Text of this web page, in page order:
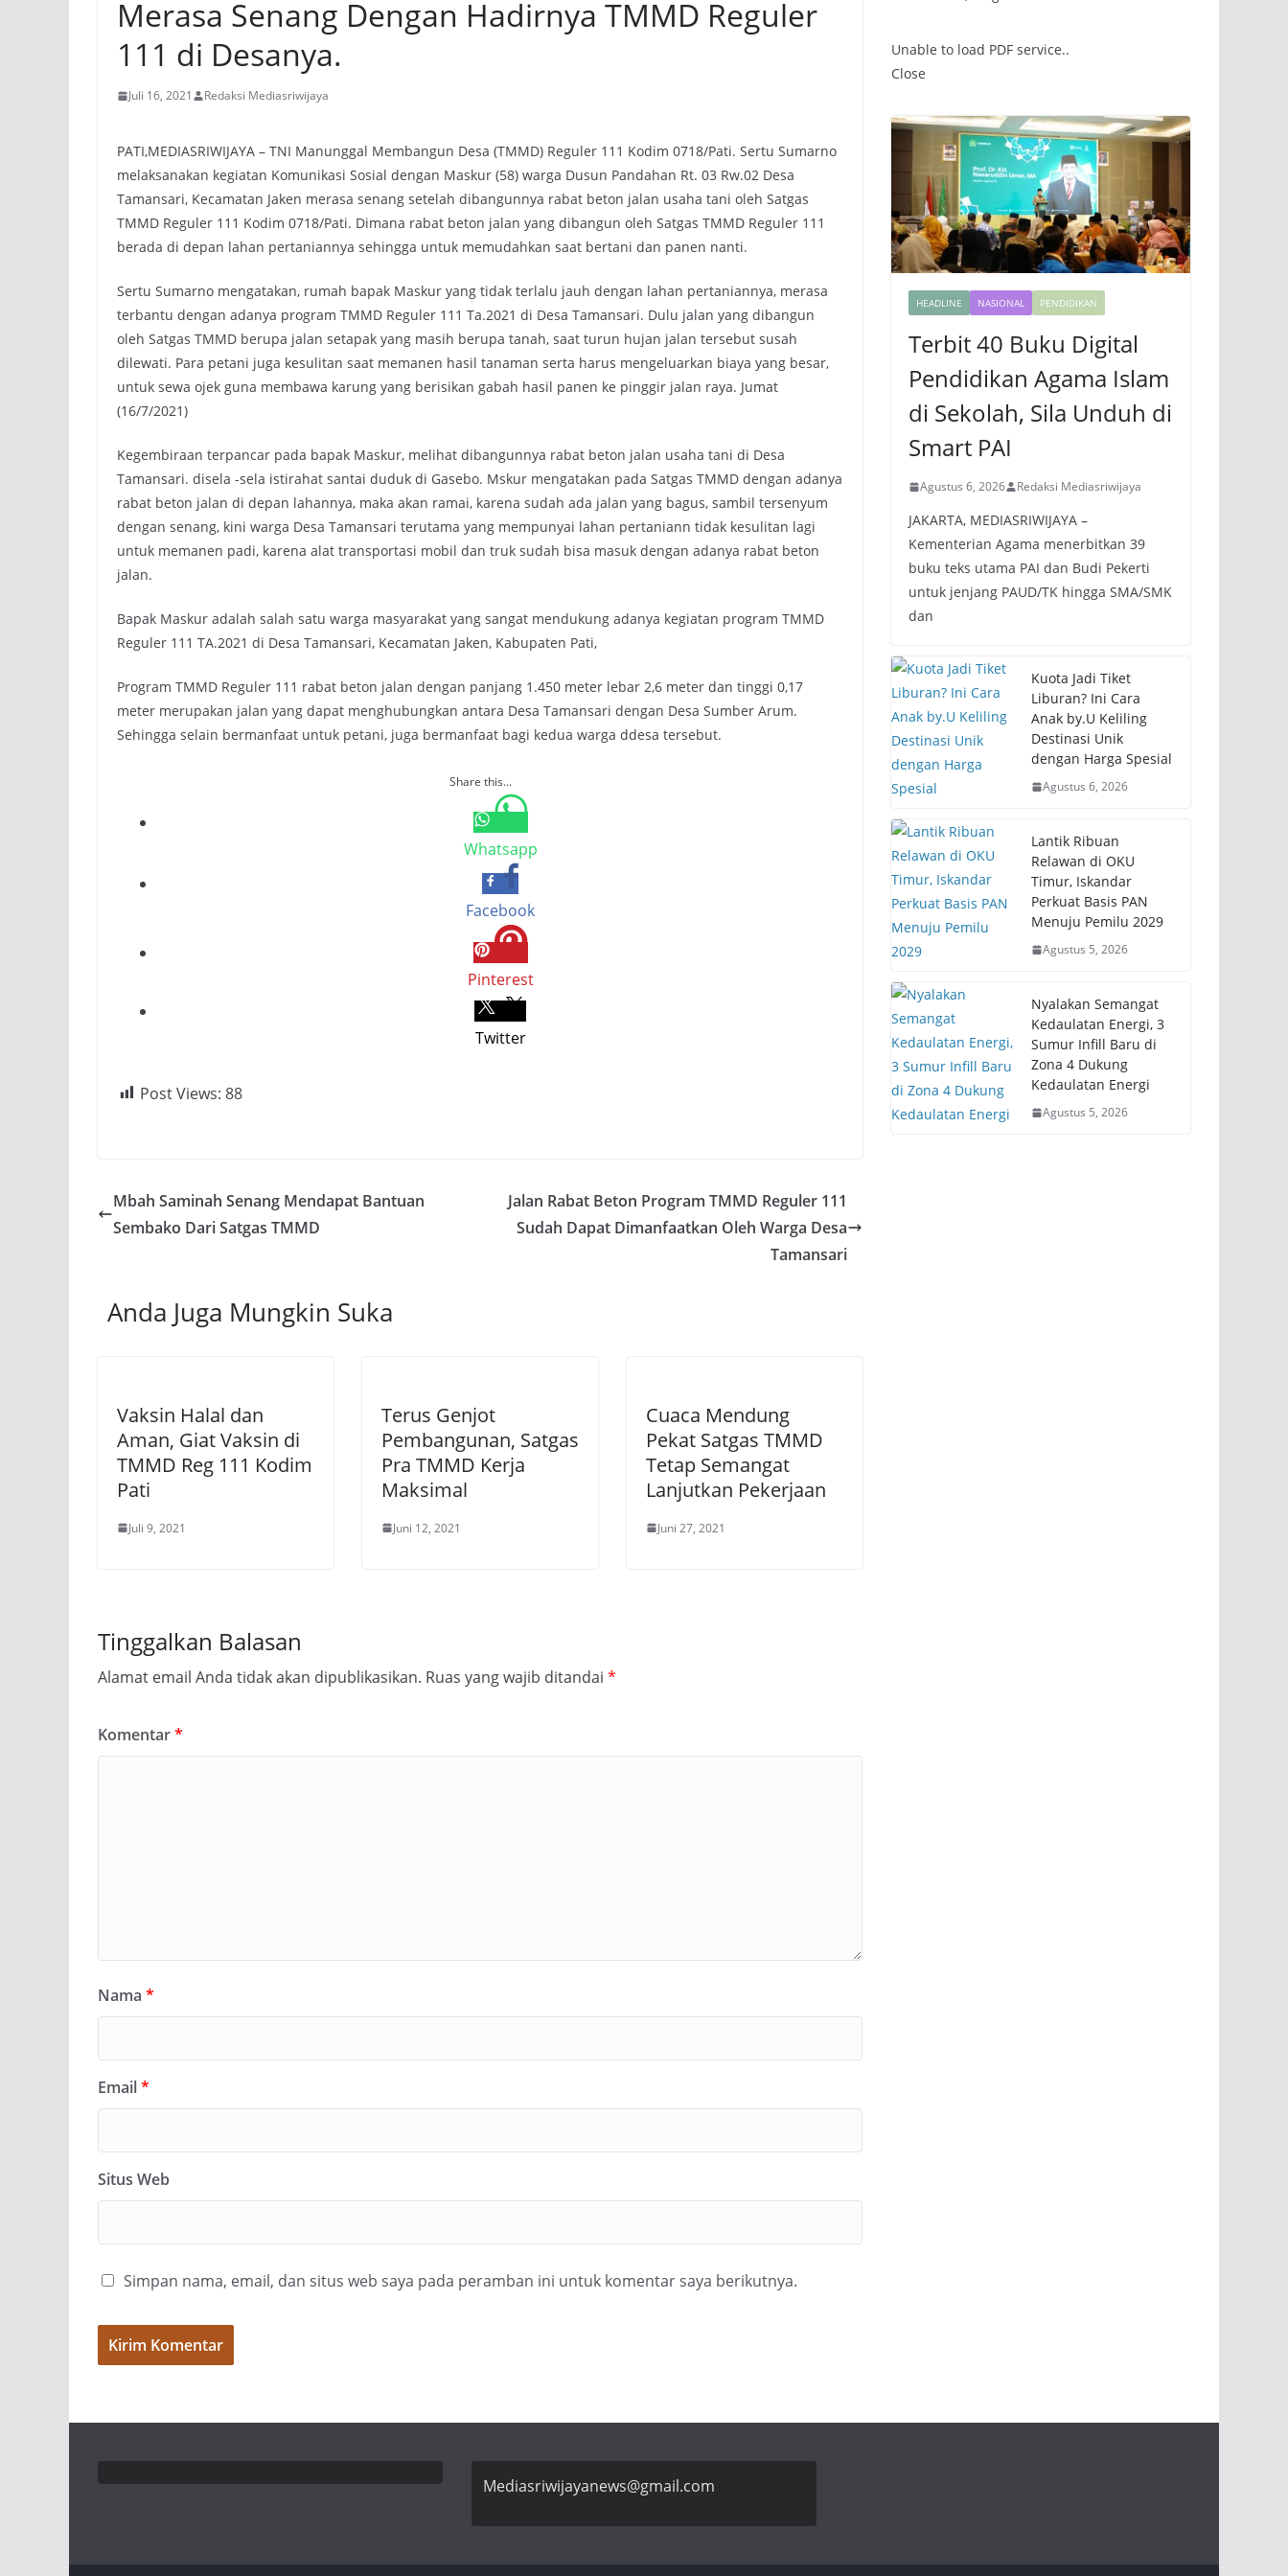
Merasa Senang Dengan Hadirnya TMMD Reguler
111 di Desanya.
Juli 16, 2021 Redaksi Mediasriwijaya
PATI,MEDIASRIWIJAYA – TNI Manunggal Membangun Desa (TMMD) Reguler 111 Kodim 0718/Pati. Sertu Sumarno
melaksanakan kegiatan Komunikasi Sosial dengan Maskur (58) warga Dusun Pandahan Rt. 03 Rw.02 Desa
Tamansari, Kecamatan Jaken merasa senang setelah dibangunnya rabat beton jalan usaha tani oleh Satgas
TMMD Reguler 111 Kodim 0718/Pati. Dimana rabat beton jalan yang dibangun oleh Satgas TMMD Reguler 111
berada di depan lahan pertaniannya sehingga untuk memudahkan saat bertani dan panen nanti.
Sertu Sumarno mengatakan, rumah bapak Maskur yang tidak terlalu jauh dengan lahan pertaniannya, merasa
terbantu dengan adanya program TMMD Reguler 111 Ta.2021 di Desa Tamansari. Dulu jalan yang dibangun
oleh Satgas TMMD berupa jalan setapak yang masih berupa tanah, saat turun hujan jalan tersebut susah
dilewati. Para petani juga kesulitan saat memanen hasil tanaman serta harus mengeluarkan biaya yang besar,
untuk sewa ojek guna membawa karung yang berisikan gabah hasil panen ke pinggir jalan raya. Jumat
(16/7/2021)
Kegembiraan terpancar pada bapak Maskur, melihat dibangunnya rabat beton jalan usaha tani di Desa
Tamansari. disela -sela istirahat santai duduk di Gasebo. Mskur mengatakan pada Satgas TMMD dengan adanya
rabat beton jalan di depan lahannya, maka akan ramai, karena sudah ada jalan yang bagus, sambil tersenyum
dengan senang, kini warga Desa Tamansari terutama yang mempunyai lahan pertaniann tidak kesulitan lagi
untuk memanen padi, karena alat transportasi mobil dan truk sudah bisa masuk dengan adanya rabat beton
jalan.
Bapak Maskur adalah salah satu warga masyarakat yang sangat mendukung adanya kegiatan program TMMD
Reguler 111 TA.2021 di Desa Tamansari, Kecamatan Jaken, Kabupaten Pati,
Program TMMD Reguler 111 rabat beton jalan dengan panjang 1.450 meter lebar 2,6 meter dan tinggi 0,17
meter merupakan jalan yang dapat menghubungkan antara Desa Tamansari dengan Desa Sumber Arum.
Sehingga selain bermanfaat untuk petani, juga bermanfaat bagi kedua warga ddesa tersebut.
Share this...
Whatsapp
Facebook
Pinterest
Twitter
Post Views: 88
Mbah Saminah Senang Mendapat Bantuan
Sembako Dari Satgas TMMD
Jalan Rabat Beton Program TMMD Reguler 111
Sudah Dapat Dimanfaatkan Oleh Warga Desa
Tamansari
Anda Juga Mungkin Suka
Vaksin Halal dan
Aman, Giat Vaksin di
TMMD Reg 111 Kodim
Pati
Juli 9, 2021
Terus Genjot
Pembangunan, Satgas
Pra TMMD Kerja
Maksimal
Juni 12, 2021
Cuaca Mendung
Pekat Satgas TMMD
Tetap Semangat
Lanjutkan Pekerjaan
Juni 27, 2021
Tinggalkan Balasan
Alamat email Anda tidak akan dipublikasikan. Ruas yang wajib ditandai *
Komentar*
Nama *
Email*
Situs Web
Simpan nama, email, dan situs web saya pada peramban ini untuk komentar saya berikutnya.
Unable to load PDF service..
Close
HEADLINE NASIONAL PENDIDIKAN
Terbit 40 Buku Digital
Pendidikan Agama Islam
di Sekolah, Sila Unduh di
Smart PAI
Agustus 6, 2026 Redaksi Mediasriwijaya
JAKARTA, MEDIASRIWIJAYA –
Kementerian Agama menerbitkan 39
buku teks utama PAI dan Budi Pekerti
untuk jenjang PAUD/TK hingga SMA/SMK
dan
Kuota Jadi Tiket
Liburan? Ini Cara
Anak by.U Keliling
Destinasi Unik
dengan Harga Spesial
Agustus 6, 2026
Lantik Ribuan
Relawan di OKU
Timur, Iskandar
Perkuat Basis PAN
Menuju Pemilu 2029
Agustus 5, 2026
Nyalakan Semangat
Kedaulatan Energi, 3
Sumur Infill Baru di
Zona 4 Dukung
Kedaulatan Energi
Agustus 5, 2026
Mediasriwijayanews@gmail.com